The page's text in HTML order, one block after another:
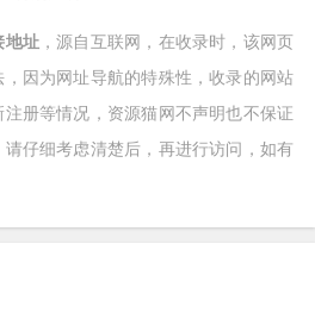
地址 ，源自互联网，在收录时，该网页
因为网址导航的特殊性，收录的网站
册等情况，资源猫网不声明也不保证
仔细考虑清楚后，再进行访问，如有